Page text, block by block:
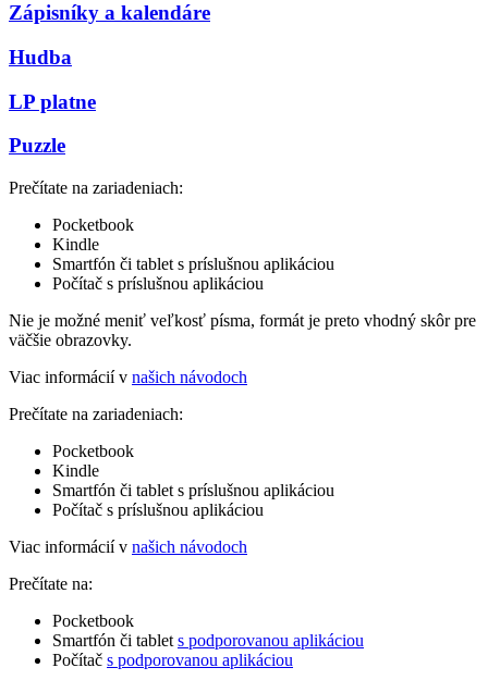
Zápisníky a kalendáre
Hudba
LP platne
Puzzle
Prečítate na zariadeniach:
Pocketbook
Kindle
Smartfón či tablet s príslušnou aplikáciou
Počítač s príslušnou aplikáciou
Nie je možné meniť veľkosť písma, formát je preto vhodný skôr pre
väčšie obrazovky.
Viac informácií v našich návodoch
Prečítate na zariadeniach:
Pocketbook
Kindle
Smartfón či tablet s príslušnou aplikáciou
Počítač s príslušnou aplikáciou
Viac informácií v našich návodoch
Prečítate na:
Pocketbook
Smartfón či tablet s podporovanou aplikáciou
Počítač s podporovanou aplikáciou